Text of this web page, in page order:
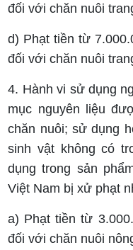
đối với chăn nuôi
d) Phạt tiền từ
đối với chăn nuôi
4. Hành vi sử dụng
mục nguyên liệu
chăn nuôi; sử dụng
sinh vật không có
dụng trong sản
Việt Nam bị xử phạt
a) Phạt tiền từ
đối với chăn nuôi